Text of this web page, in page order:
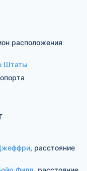
расположения
Штаты
, расстояние